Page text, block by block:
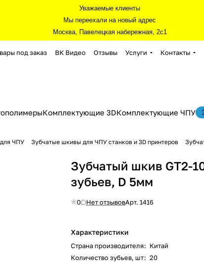
Уважаемые клиенты
Мы переехали на новый адрес
Москва, Павелецкая набережная, 2с1
под заказ ВК Видео Отзывы Услуги Контакты
Комплектующие 3DКомплектующие ЧПУ
ЧПУ Зубчатые шкивы для ЧПУ станков и 3D принтеров
Зубчатый шкив GT2-
зубьев, D 5мм
0 Нет отзывовАрт.1416
Характеристики
Страна производителя: Китай
Количество зубьев, шт: 20